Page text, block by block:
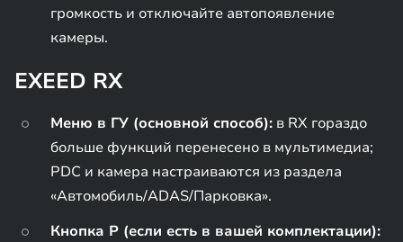
громкость и отключайте автопоявление
камеры.
EXEED RX
Меню в ГУ (основной способ): в RX гораздо
больше функций перенесено в мультимедиа;
PDC и камера настраиваются из раздела
«Автомобиль/ADAS/Парковка».
Кнопка P (если есть в вашей комплектации):